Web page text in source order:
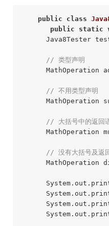
public class
public
static
Java8Tester
// 类型声明
MathOperation
// 不用类型声明
MathOperation
// 大括号中的返回
MathOperation
// 没有大括号及返
MathOperation